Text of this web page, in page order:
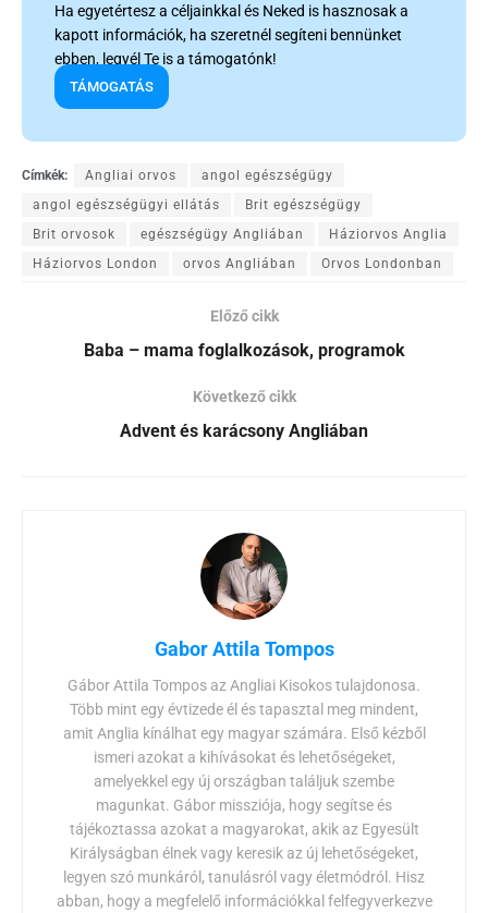
Ha egyetértesz a céljainkkal és Neked is hasznosak a
kapott információk, ha szeretnél segíteni bennünket
ebben, legyél Te is a támogatónk!
TÁMOGATÁS
Címkék: Angliai orvos
angol egészségügy
angol egészségügyi ellátás
Brit egészségügy
Brit orvosok
egészségügy Angliában
Háziorvos Anglia
Háziorvos London
orvos Angliában Orvos Londonban
Előző cikk
Baba – mama foglalkozások, programok
Következő cikk
Advent és karácsony Angliában
Gabor Attila Tompos
Gábor Attila Tompos az Angliai Kisokos tulajdonosa.
Több mint egy évtizede él és tapasztal meg mindent,
amit Anglia kínálhat egy magyar számára. Első kézből
ismeri azokat a kihívásokat és lehetőségeket,
amelyekkel egy új országban találjuk szembe
magunkat. Gábor missziója, hogy segítse és
tájékoztassa azokat a magyarokat, akik az Egyesült
Királyságban élnek vagy keresik az új lehetőségeket,
legyen szó munkáról, tanulásról vagy életmódról. Hisz
abban, hogy a megfelelő információkkal felfegyverkezve